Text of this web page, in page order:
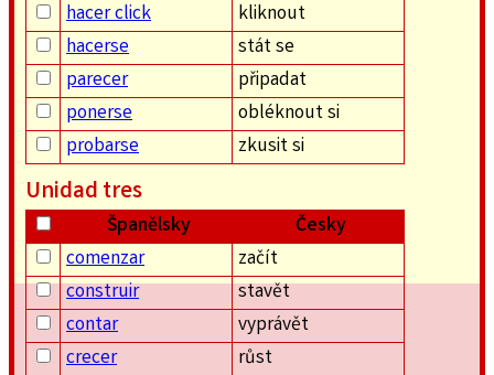
hacer click
kliknout
hacerse
stát se
parecer
připadat
ponerse
obléknout si
probarse
zkusit si
Unidad tres
Španělsky
Česky
comenzar
začít
construir
stavět
contar
vyprávět
crecer
růst